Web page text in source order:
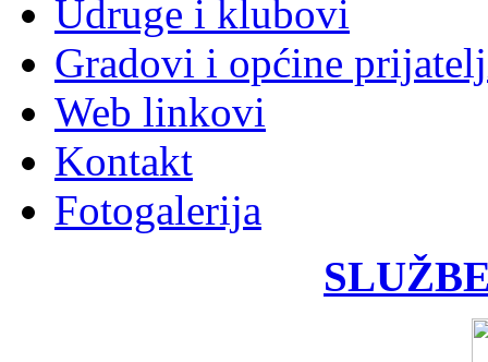
Udruge i klubovi
Gradovi i općine
Web linkovi
Kontakt
Fotogalerija